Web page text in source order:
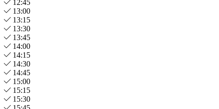
12:45
13:00
13:15
13:30
13:45
14:00
14:15
14:30
14:45
15:00
15:15
15:30